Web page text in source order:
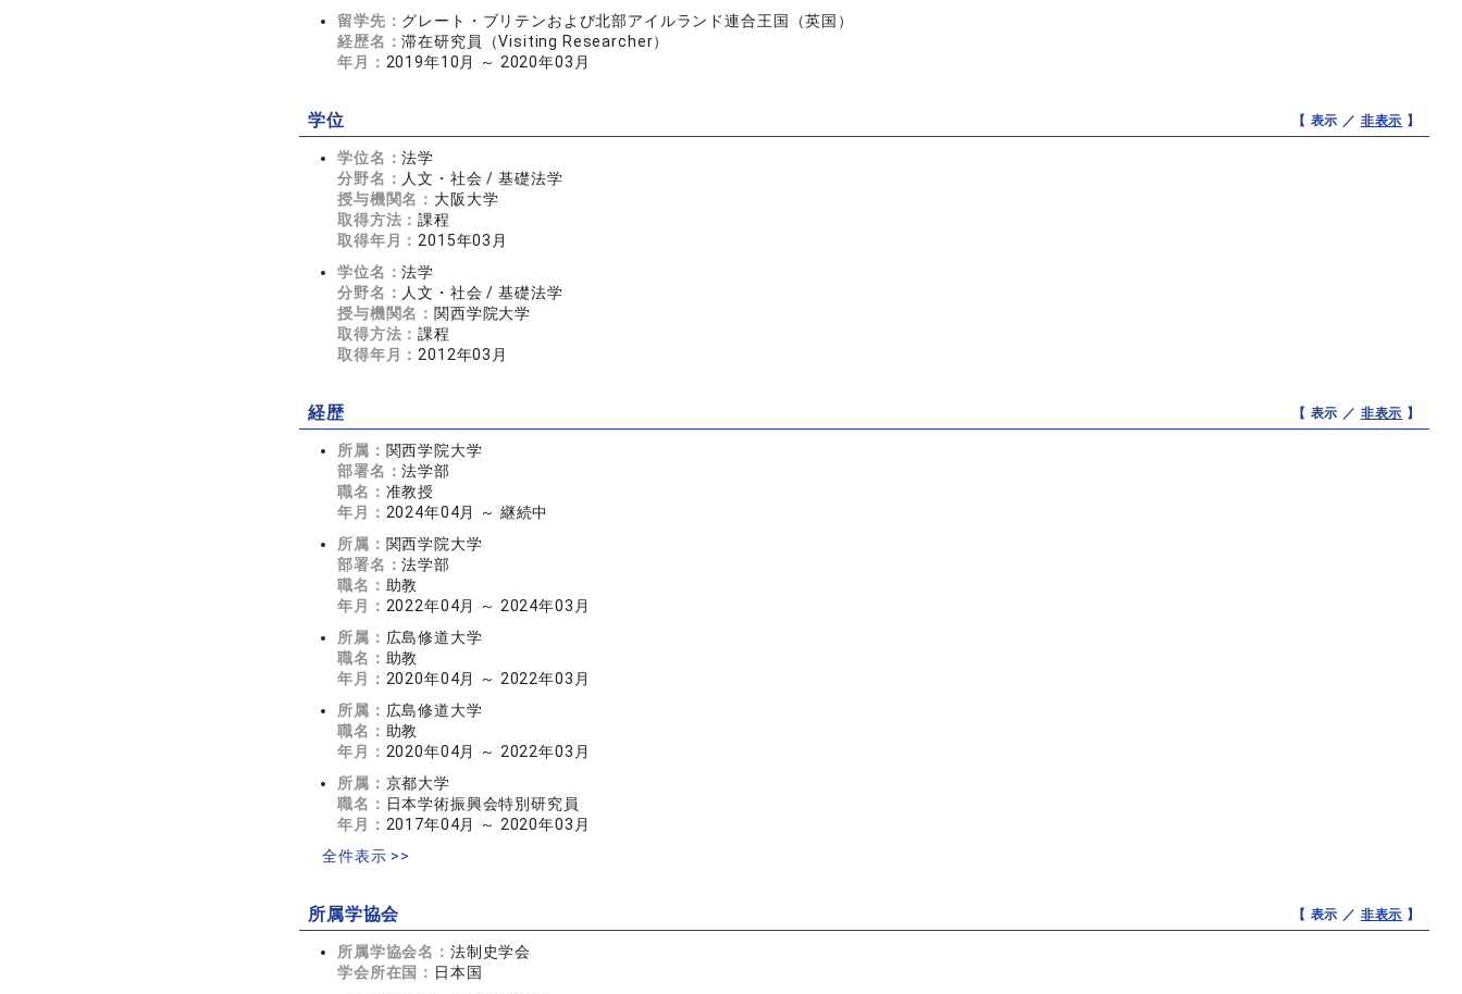
留学先： グレート・ブリテンおよび北部アイルランド連合王国（英国）
経歴名：滞在研究員（Visiting Researcher）
年月： 2019年10月 ～ 2020年03月
学位 【 表示 ／ 非表示 】
学位名：法学
分野名： 人文・社会 / 基礎法学
授与機関名： 大阪大学
取得方法：課程
取得年月： 2015年03月
学位名：法学
分野名： 人文・社会 / 基礎法学
授与機関名： 関西学院大学
取得方法：課程
取得年月： 2012年03月
経歴 【 表示 ／ 非表示 】
所属： 関西学院大学
部署名：法学部
職名： 准教授
年月： 2024年04月 ～ 継続中
所属： 関西学院大学
部署名：法学部
職名： 助教
年月： 2022年04月 ～ 2024年03月
所属： 広島修道大学
職名： 助教
年月： 2020年04月 ～ 2022年03月
所属： 広島修道大学
職名： 助教
年月： 2020年04月 ～ 2022年03月
所属： 京都大学
職名： 日本学術振興会特別研究員
年月： 2017年04月 ～ 2020年03月
全件表示 >>
所属学協会 【 表示 ／ 非表示 】
所属学協会名： 法制史学会
学会所在国： 日本国